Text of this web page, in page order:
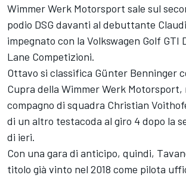
Wimmer Werk Motorsport sale sul
podio DSG davanti al debuttante
impegnato con la Volkswagen Golf GTI
Lane Competizioni.
Ottavo si classifica Günter Benninger
Cupra della Wimmer Werk
compagno di squadra Christian
di un altro testacoda al giro 4 dopo la
di ieri.
Con una gara di anticipo, quindi,
titolo già vinto nel 2018 come pilota